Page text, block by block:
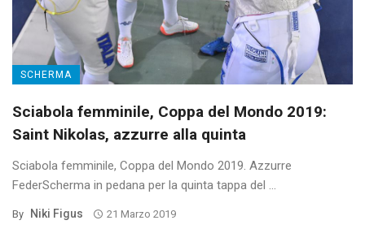
SCHERMA
Sciabola femminile, Coppa del Mondo 2019:
Saint Nikolas, azzurre alla quinta
Sciabola femminile, Coppa del Mondo 2019. Azzurre
FederScherma in pedana per la quinta tappa del ...
By Niki Figus 21 Marzo 2019